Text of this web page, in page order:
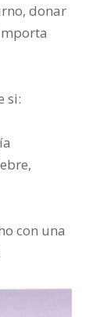
donar
con una